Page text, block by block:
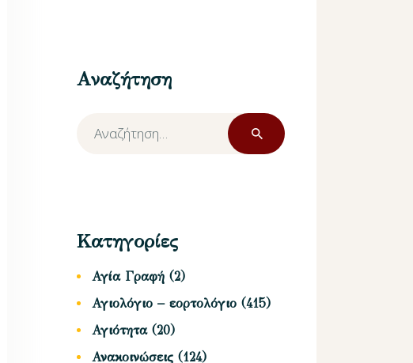
Αναζήτηση
Αναζήτηση
για:
Κατηγορίες
Αγία Γραφή (2)
Αγιολόγιο – εορτολόγιο (415)
Αγιότητα(20)
Ανακοινώσεις (124)